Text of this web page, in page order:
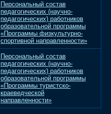
Персональный состав
педагогических (научно-
педагогических) работников
образовательной программы
«Программы физкультурно-
спортивной направленности»
Персональный состав
педагогических (научно-
педагогических) работников
образовательной программы
«Программы туристско-
краеведческой
направленности»